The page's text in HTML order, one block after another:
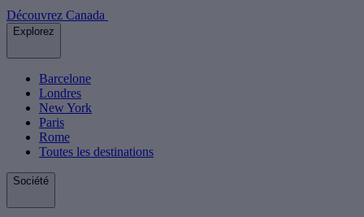
Découvrez Canada
Explorez
Barcelone
Londres
New York
Paris
Rome
Toutes les destinations
Société